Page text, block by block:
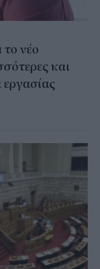
νέο
και